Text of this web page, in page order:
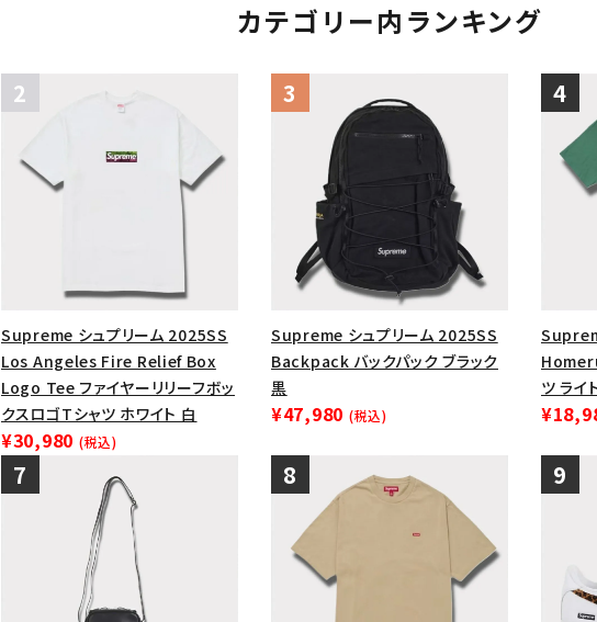
カテゴリー内ランキング
Supreme シュプリーム 2025SS
Los Angeles Fire Relief Box
Logo Tee ファイヤーリリーフボッ
クスロゴTシャツ ホワイト 白
¥30,980 (税込)
Supreme シュプリーム 2025SS
Backpack バックパック ブラック
黒
¥47,980 (税込)
ツ ライ